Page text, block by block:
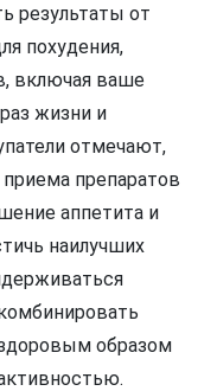
результаты от
похудения,
включая ваше
жизни и
отмечают,
препаратов
аппетита и
наилучших
образом